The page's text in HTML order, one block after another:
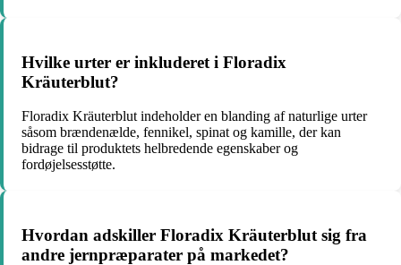
Hvilke urter er inkluderet i Floradix
Kräuterblut?
Floradix Kräuterblut indeholder en blanding af naturlige urter
såsom brændenælde, fennikel, spinat og kamille, der kan
bidrage til produktets helbredende egenskaber og
fordøjelsesstøtte.
Hvordan adskiller Floradix Kräuterblut sig fra
andre jernpræparater på markedet?